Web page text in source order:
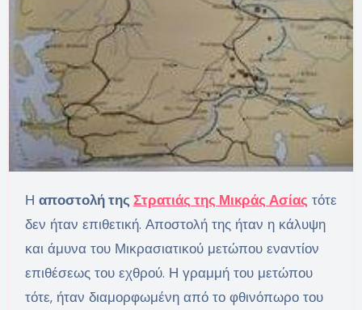
αποστολή της Στρατιάς της Μικράς Ασίας τότε
δεν ήταν επιθετική. Αποστολή της ήταν η κάλυψη
και άμυνα του Μικρασιατικού μετώπου εναντίον
επιθέσεως του εχθρού. Η γραμμή του μετώπου
τότε, ήταν διαμορφωμένη από το φθινόπωρο του